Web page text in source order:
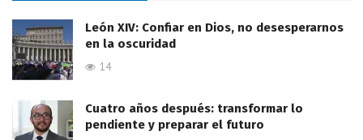
León XIV: Confiar en Dios, no desesperarnos
en la oscuridad
14
Cuatro años después: transformar lo
pendiente y preparar el futuro